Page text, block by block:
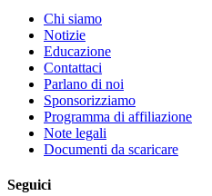
Chi siamo
Notizie
Educazione
Contattaci
Parlano di noi
Sponsorizziamo
Programma di affiliazione
Note legali
Documenti da scaricare
Seguici